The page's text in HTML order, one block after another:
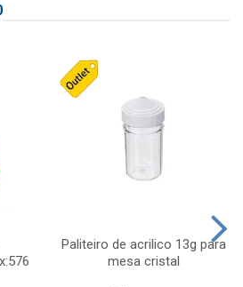
Paliteiro de acrilico 13g para
mesa cristal